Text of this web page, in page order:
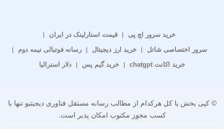
خرید سرور اچ پی
قیمت استارلینک در ایران
سرور اختصاصی شاتل
خرید ارز دیجیتال
رسانه فوتبالی نیمه دوم
خرید اکانت chatgpt
خرید گیم پس دلار استرالیا
© کپی بخش یا کل هرکدام از مطالب رسانه مستقل فناوری دیجیتیو تنها با
کسب مجوز مکتوب امکان پذیر است.